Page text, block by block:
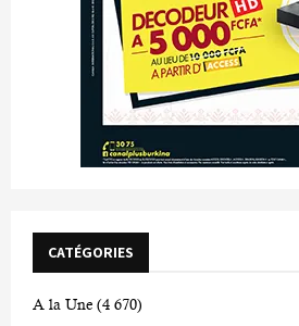
CATÉGORIES
A la Une (4 670)